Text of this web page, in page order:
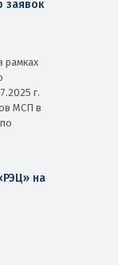
заявок
рамках
г.
МСП в
на